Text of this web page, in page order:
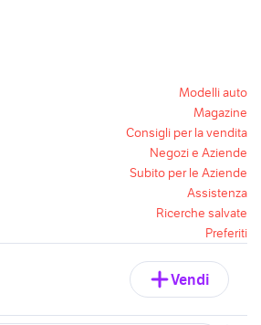
Modelli auto
Magazine
Consigli per la vendita
Negozi e Aziende
Subito per le Aziende
Assistenza
Ricerche salvate
Preferiti
Vendi